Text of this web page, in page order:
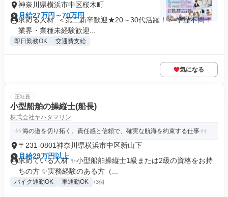
神奈川県横浜市中区桜木町
月給27万円～70万円
求める人材: ＜第二新卒歓迎★20～30代活躍！＞ 学歴不問！
業界・業種未経験歓迎...
即日勤務OK 交通費支給
気になる
正社員
小型船舶の操縦士(船長)
株式会社ヤハタマリン
海の道を切り拓く。責任感と信頼で、確実な航海を約束する仕事
〒231-0801神奈川県横浜市中区新山下
月給29万円以上
求めている人材 ✨小型船舶操縦士1級または2級の資格をお持
ちの方 ✨実務経験のある方（...
バイク通勤OK 車通勤OK +3個